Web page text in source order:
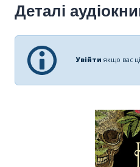
Деталі
Увійти якщо вас